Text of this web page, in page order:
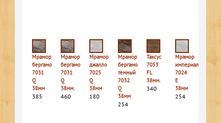
Мрамор
бергамо
7031
Q
38мм
385
Мрамор
бергамо
7031
Q
38мм.
460
Мрамор
джалло
7025
Q
38мм
180
Мрамор
бергамо
темный
7032
Q
38мм
254
Таксус
7053
FL
38мм.
340
Мрамор
империал
7024
E
38мм
254